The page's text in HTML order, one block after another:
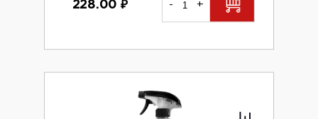
228.00 ₽ - +